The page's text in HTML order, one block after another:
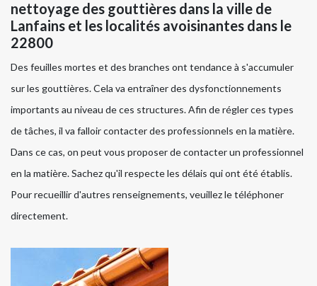
nettoyage des gouttières dans la ville de
Lanfains et les localités avoisinantes dans le
22800
Des feuilles mortes et des branches ont tendance à s'accumuler
sur les gouttières. Cela va entraîner des dysfonctionnements
importants au niveau de ces structures. Afin de régler ces types
de tâches, il va falloir contacter des professionnels en la matière.
Dans ce cas, on peut vous proposer de contacter un professionnel
en la matière. Sachez qu'il respecte les délais qui ont été établis.
Pour recueillir d'autres renseignements, veuillez le téléphoner
directement.